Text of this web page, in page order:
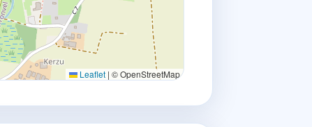
Leaflet | © OpenStreetMap